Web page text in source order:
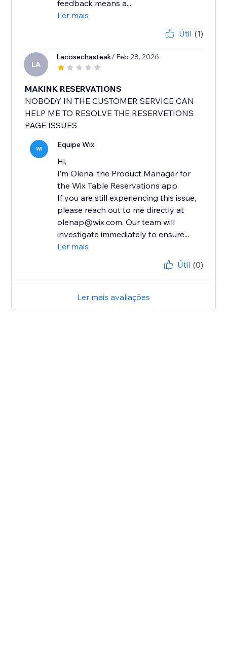
feedback means a...
Ler mais
Útil (1)
LA
Lacosechasteak/ Feb 28, 2026
MAKINK RESERVATIONS
NOBODY IN THE CUSTOMER SERVICE CAN
HELP ME TO RESOLVE THE RESERVETIONS
PAGE ISSUES
WI Equipe Wix
Hi,
I’m Olena, the Product Manager for
the Wix Table Reservations app.
If you are still experiencing this issue,
please reach out to me directly at
olenap@wix.com. Our team will
investigate immediately to ensure...
Ler mais
Útil (0)
Ler mais avaliações